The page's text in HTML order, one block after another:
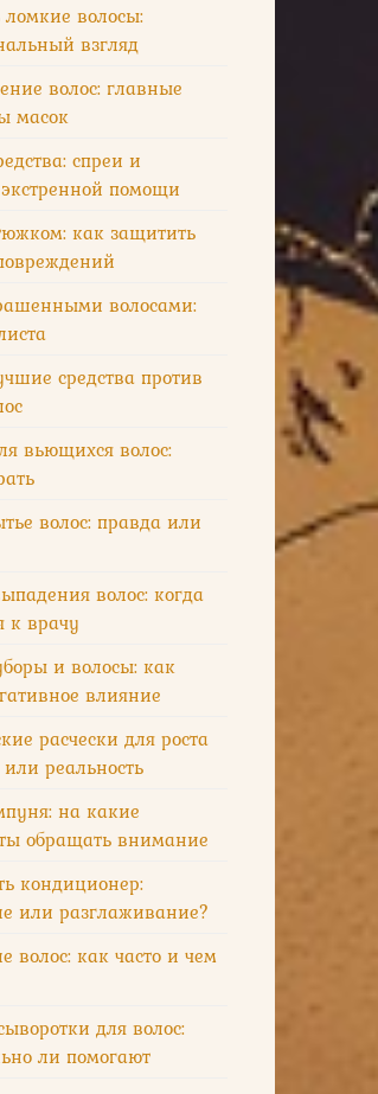
волосы:
взгляд
волос: главные
масок
спреи и
помощи
как защитить
волосами:
средства против
вьющихся волос:
волос: правда или
волос: когда
к врачу
и волосы: как
влияние
расчески для роста
реальность
на какие
обращать внимание
кондиционер:
или разглаживание?
волос: как часто и чем
для волос:
ли помогают